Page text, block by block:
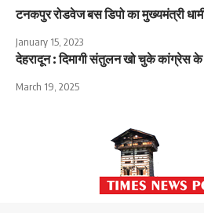
टनकपुर रोडवेज बस डिपो का मुख्यमंत्री
January 15, 2023
देहरादून : दिमागी संतुलन खो चुके कांग्रेस
March 19, 2025